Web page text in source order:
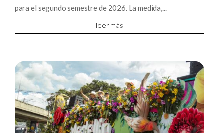
para el segundo semestre de 2026. La medida,...
leer más